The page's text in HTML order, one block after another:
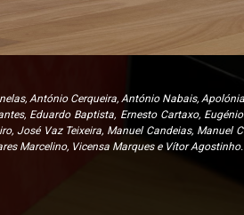
António Cerqueira, António Nabais,
Eduardo Baptista, Ernesto Cartaxo,
José Vaz Teixeira, Manuel Candeias, Manuel
Marcelino, Vicensa Marques e Vítor Agostinho.